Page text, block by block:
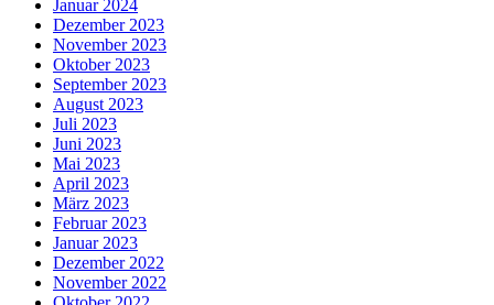
Januar 2024
Dezember 2023
November 2023
Oktober 2023
September 2023
August 2023
Juli 2023
Juni 2023
Mai 2023
April 2023
März 2023
Februar 2023
Januar 2023
Dezember 2022
November 2022